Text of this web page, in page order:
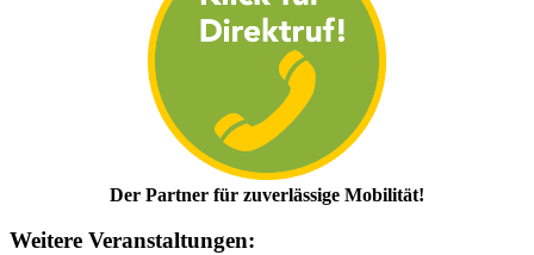
Der Partner für zuverlässige Mobilität!
Weitere Veranstaltungen: